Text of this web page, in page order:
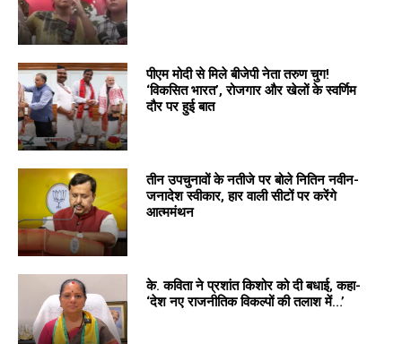
पीएम मोदी से मिले बीजेपी नेता तरुण चुग!
‘विकसित भारत’, रोजगार और खेलों के स्वर्णिम
दौर पर हुई बात
तीन उपचुनावों के नतीजे पर बोले नितिन नवीन-
जनादेश स्वीकार, हार वाली सीटों पर करेंगे
आत्ममंथन
के. कविता ने प्रशांत किशोर को दी बधाई, कहा-
‘देश नए राजनीतिक विकल्पों की तलाश में…’